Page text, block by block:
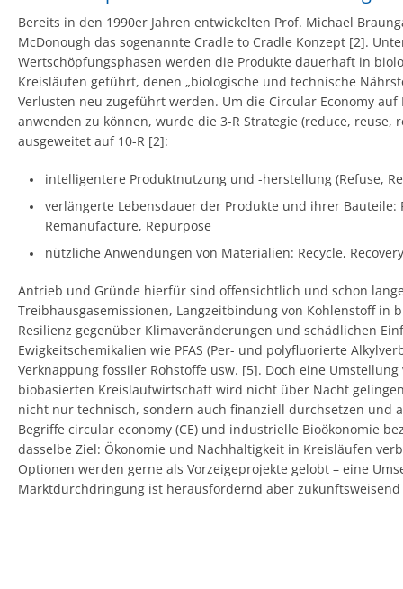
Bereits in den 1990er Jahren entwickelten Prof. Michael
McDonough das sogenannte Cradle to Cradle Konzept [2].
Wertschöpfungsphasen werden die Produkte dauerhaft in
Kreisläufen geführt, denen „biologische und technische
Verlusten neu zugeführt werden. Um die Circular Economy auf
anwenden zu können, wurde die 3-R Strategie (reduce, reuse,
ausgeweitet auf 10-R [2]:
intelligentere Produktnutzung und -herstellung (Refuse,
verlängerte Lebensdauer der Produkte und ihrer Bauteile:
Remanufacture, Repurpose
nützliche Anwendungen von Materialien: Recycle, Recovery
Antrieb und Gründe hierfür sind offensichtlich und schon
Treibhausgasemissionen, Langzeitbindung von Kohlenstoff in
Resilienz gegenüber Klimaveränderungen und schädlichen
Ewigkeitschemikalien wie PFAS (Per- und polyfluorierte
Verknappung fossiler Rohstoffe usw. [5]. Doch eine
biobasierten Kreislaufwirtschaft wird nicht über Nacht
nicht nur technisch, sondern auch finanziell durchsetzen und
Begriffe circular economy (CE) und industrielle Bioökonomie
dasselbe Ziel: Ökonomie und Nachhaltigkeit in Kreisläufen
Optionen werden gerne als Vorzeigeprojekte gelobt – eine
Marktdurchdringung ist herausfordernd aber zukunftsweisend